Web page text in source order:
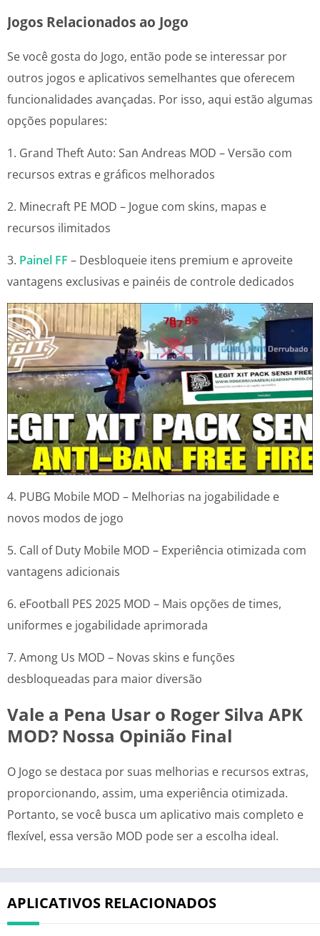
Jogos Relacionados ao Jogo
Se você gosta do Jogo, então pode se interessar por
outros jogos e aplicativos semelhantes que oferecem
funcionalidades avançadas. Por isso, aqui estão algumas
opções populares:
1. Grand Theft Auto: San Andreas MOD – Versão com
recursos extras e gráficos melhorados
2. Minecraft PE MOD – Jogue com skins, mapas e
recursos ilimitados
3. Painel FF – Desbloqueie itens premium e aproveite
vantagens exclusivas e painéis de controle dedicados
4. PUBG Mobile MOD – Melhorias na jogabilidade e
novos modos de jogo
5. Call of Duty Mobile MOD – Experiência otimizada com
vantagens adicionais
6. eFootball PES 2025 MOD – Mais opções de times,
uniformes e jogabilidade aprimorada
7. Among Us MOD – Novas skins e funções
desbloqueadas para maior diversão
Vale a Pena Usar o Roger Silva APK
MOD? Nossa Opinião Final
O Jogo se destaca por suas melhorias e recursos extras,
proporcionando, assim, uma experiência otimizada.
Portanto, se você busca um aplicativo mais completo e
flexível, essa versão MOD pode ser a escolha ideal.
APLICATIVOS RELACIONADOS